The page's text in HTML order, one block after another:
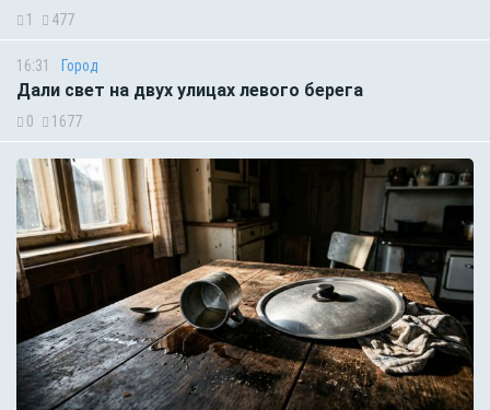
1 477
16:31 Город
Дали свет на двух улицах левого берега
0 1677